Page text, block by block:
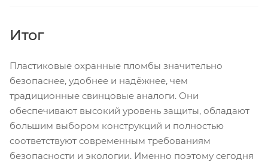
Итог
Пластиковые охранные пломбы значительно
безопаснее, удобнее и надёжнее, чем
традиционные свинцовые аналоги. Они
обеспечивают высокий уровень защиты, обладают
большим выбором конструкций и полностью
соответствуют современным требованиям
безопасности и экологии. Именно поэтому сегодня